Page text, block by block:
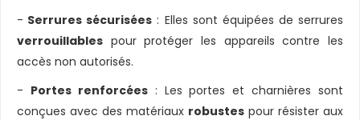
- Serrures sécurisées : Elles sont équipées de serrures
verrouillables pour protéger les appareils contre les
accès non autorisés.
- Portes renforcées: Les portes et charnières sont
conçues avec des matériaux robustes pour résister aux